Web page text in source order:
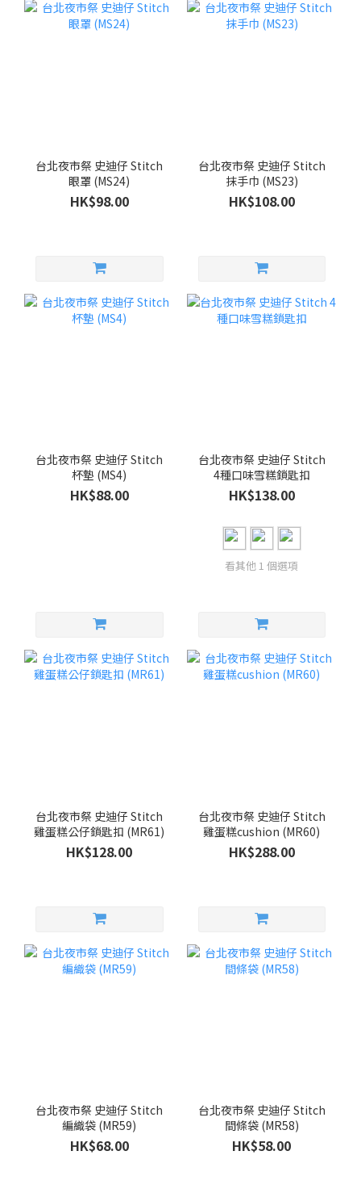
台北夜市祭 史迪仔 Stitch
眼罩 (MS24)
HK$98.00
台北夜市祭 史迪仔 Stitch
抹手巾 (MS23)
HK$108.00
台北夜市祭 史迪仔 Stitch
杯墊 (MS4)
HK$88.00
台北夜市祭 史迪仔 Stitch
4種口味雪糕鎖匙扣
HK$138.00
看其他 1 個選項
台北夜市祭 史迪仔 Stitch
雞蛋糕公仔鎖匙扣 (MR61)
HK$128.00
台北夜市祭 史迪仔 Stitch
雞蛋糕cushion (MR60)
HK$288.00
台北夜市祭 史迪仔 Stitch
編織袋 (MR59)
HK$68.00
台北夜市祭 史迪仔 Stitch
間條袋 (MR58)
HK$58.00